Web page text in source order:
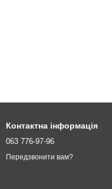
Контактна інформація
063 776-97-96
Передзвонити вам?